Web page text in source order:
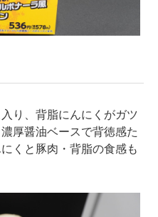
り、背脂にんにくがガツ
厚醤油ベースで背徳感た
くと豚肉・背脂の食感も